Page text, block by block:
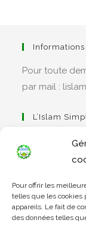
Pour offrir les
telles que les cookies
appareils. Le fait de
des données telles
Informations
Pour toute
par mail :
L’Islam
dans
un
nouvel
Apprendre